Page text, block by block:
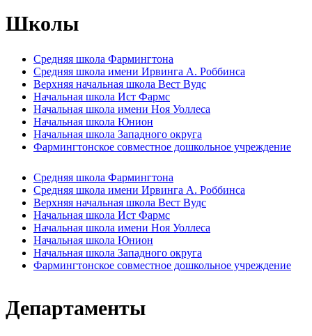
Школы
Средняя школа Фармингтона
Средняя школа имени Ирвинга А. Роббинса
Верхняя начальная школа Вест Вудс
Начальная школа Ист Фармс
Начальная школа имени Ноя Уоллеса
Начальная школа Юнион
Начальная школа Западного округа
Фармингтонское совместное дошкольное учреждение
Средняя школа Фармингтона
Средняя школа имени Ирвинга А. Роббинса
Верхняя начальная школа Вест Вудс
Начальная школа Ист Фармс
Начальная школа имени Ноя Уоллеса
Начальная школа Юнион
Начальная школа Западного округа
Фармингтонское совместное дошкольное учреждение
Департаменты